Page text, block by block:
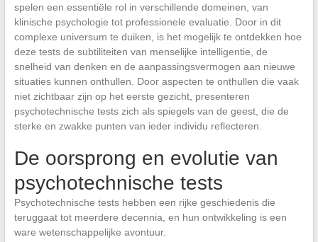
spelen een essentiële rol in verschillende domeinen, van
klinische psychologie tot professionele evaluatie. Door in dit
complexe universum te duiken, is het mogelijk te ontdekken hoe
deze tests de subtiliteiten van menselijke intelligentie, de
snelheid van denken en de aanpassingsvermogen aan nieuwe
situaties kunnen onthullen. Door aspecten te onthullen die vaak
niet zichtbaar zijn op het eerste gezicht, presenteren
psychotechnische tests zich als spiegels van de geest, die de
sterke en zwakke punten van ieder individu reflecteren.
De oorsprong en evolutie van
psychotechnische tests
Psychotechnische tests hebben een rijke geschiedenis die
teruggaat tot meerdere decennia, en hun ontwikkeling is een
ware wetenschappelijke avontuur.